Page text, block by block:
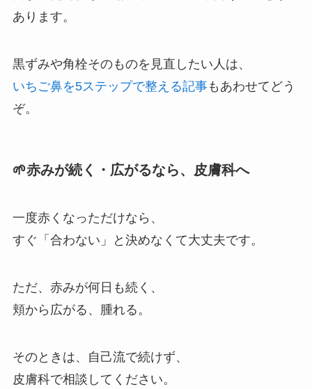
あります。
黒ずみや角栓そのものを見直したい人は、
いちご鼻を5ステップで整える記事もあわせてどう
ぞ。
🌱赤みが続く・広がるなら、皮膚科へ
一度赤くなっただけなら、
すぐ「合わない」と決めなくて大丈夫です。
ただ、赤みが何日も続く、
頬から広がる、腫れる。
そのときは、自己流で続けず、
皮膚科で相談してください。